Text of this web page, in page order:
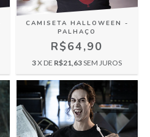
CAMISETA HALLOWEEN -
PALHAÇO
R$64,90
3X DE R$21,63SEM JUROS